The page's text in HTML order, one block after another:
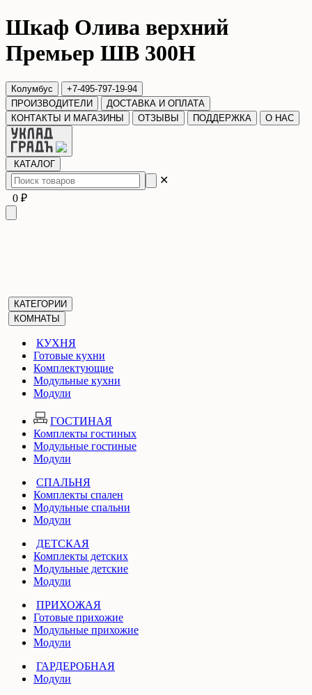
Шкаф Олива верхний
Премьер ШВ 300Н
Колумбус
+7-495-797-19-94
ПРОИЗВОДИТЕЛИ
ДОСТАВКА И ОПЛАТА
КОНТАКТЫ И МАГАЗИНЫ
ОТЗЫВЫ ПОДДЕРЖКА О НАС
КАТАЛОГ
✕
0 ₽
КАТЕГОРИИ
КОМНАТЫ
КУХНЯ
Готовые кухни
Комплектующие
Модульные кухни
Модули
ГОСТИНАЯ
Комплекты гостиных
Модульные гостиные
Модули
СПАЛЬНЯ
Комплекты спален
Модульные спальни
Модули
ДЕТСКАЯ
Комплекты детских
Модульные детские
Модули
ПРИХОЖАЯ
Готовые прихожие
Модульные прихожие
Модули
ГАРДЕРОБНАЯ
Модули